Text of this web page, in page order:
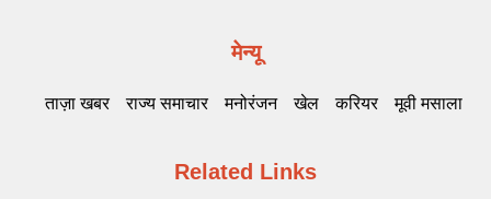
मेन्यू
ताज़ा खबर राज्य समाचार मनोरंजन खेल करियर मूवी मसाला
Related Links